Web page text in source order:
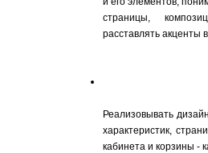
страницы,
расставлять акценты
Реализовывать
характеристик,
кабинета и корзины -